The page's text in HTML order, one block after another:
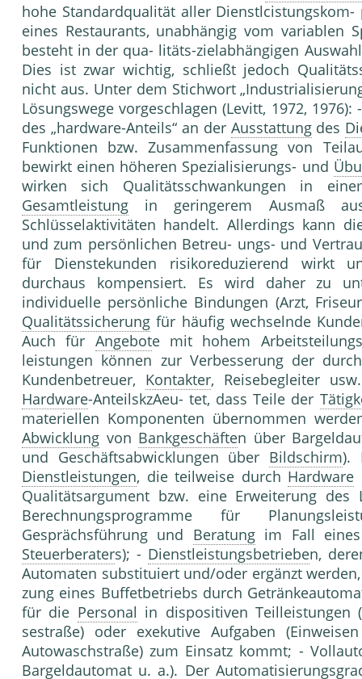
hohe Standardqualität aller
ei­nes Restaurants, unabhängig vom variablen
besteht in der qua- litäts-zielabhängigen
Dies ist zwar wichtig, schließt jedoch
nicht aus. Unter dem Stichwort
Lösungswege vorgeschlagen (Levitt, 1972,
des „hardware-Anteils“ an der Ausstattungdes
Funktionen bzw. Zu­sammenfassung von
bewirkt einen höhe­ren Spezialisierungs- und
wirken sich Qualitätsschwankungen in
Gesamtleistung in geringerem Ausmaß
Schlüsselaktivitäten handelt. Aller­dings kann
und zum persönlichen Betreu- ungs- und
für Dienstekunden risikore­duzierend wirkt
durchaus kompensiert. Es wird daher zu
individuelle persönliche Bin­dungen (Arzt,
Qualitätssicherung für häufig wechselnde
Auch für Angebote mit hohem
leistungen können zur Verbesserung der
Kundenbetreuer, Kontakter, Reisebe­gleiter
Hardware-AnteilskzAeu- tet, dass Teile der
materiellen Kompo­nenten übernommen
Abwicklung von Bankgeschäften über
und Geschäftsabwicklungen über Bildschirm).
Dienstleistungen, die teilweise durch Hardware
Qualitätsargument bzw. eine Erweiterung des
Berechnungspro­gramme für
Gesprächsführung und Beratungim Fall
Steuerberaters); - Dienstleistungsbetrieben,
Automa­ten substituiert und/oder ergänzt
zung eines Buffetbetriebs durch
für die Personal in dispositiven
sestraße) oder exekutive Aufgaben
Autowaschstraße) zum Einsatz kommt; -
Bargeldautomat u. a.). Der